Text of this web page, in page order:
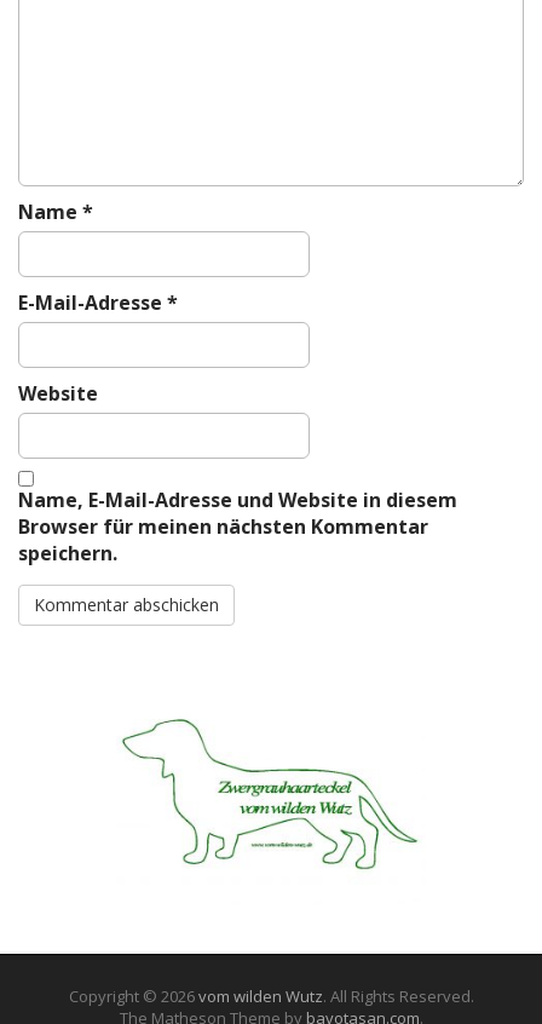
Name *
E-Mail-Adresse *
Website
Name, E-Mail-Adresse und Website in diesem
Browser für meinen nächsten Kommentar
speichern.
Copyright © 2026vom wilden Wutz. All Rights Reserved.
The Matheson Theme by bavotasan.com.